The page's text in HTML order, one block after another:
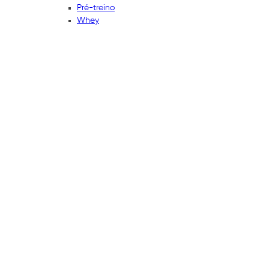
Pré-treino
Whey